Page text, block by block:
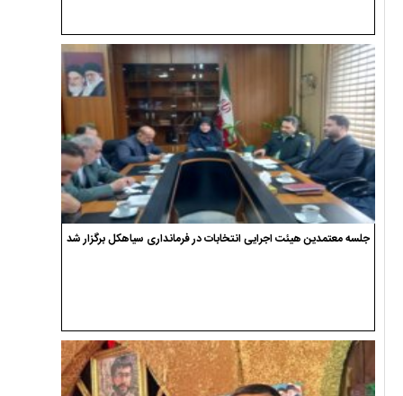
جلسه معتمدین هیئت اجرایی انتخابات در فرمانداری سیاهکل برگزار شد